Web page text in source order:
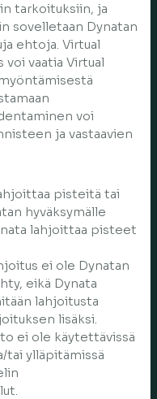
tarkoituksiin, ja
sovelletaan Dynatan
ehtoja. Virtual
vaatia Virtual
voi
ja vastaavien
pisteitä tai
hyväksymälle
lahjoittaa pisteet
ei ole Dynatan
eikä Dynata
lahjoitusta
lisäksi.
ei ole käytettävissä
tai ylläpitämissä